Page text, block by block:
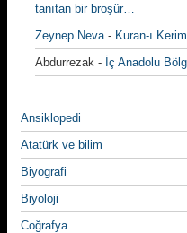
tanıtan bir broşür…
Zeynep Neva- Kuran-ı
Abdurrezak - İç Anadolu
Ansiklopedi
Atatürk ve bilim
Biyografi
Biyoloji
Coğrafya